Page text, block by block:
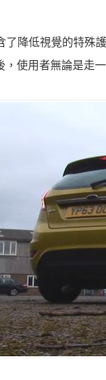
了降低視覺的特殊
，使用者無論是走